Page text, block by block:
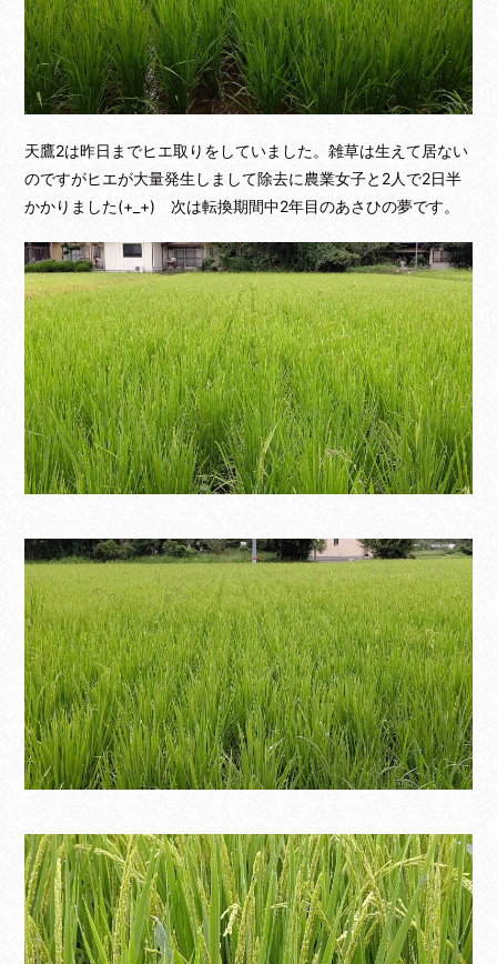
天鷹2は昨日までヒエ取りをしていました。雑草は生えて居ない
のですがヒエが大量発生しまして除去に農業女子と2人で2日半
かかりました(+_+) 次は転換期間中2年目のあさひの夢です。